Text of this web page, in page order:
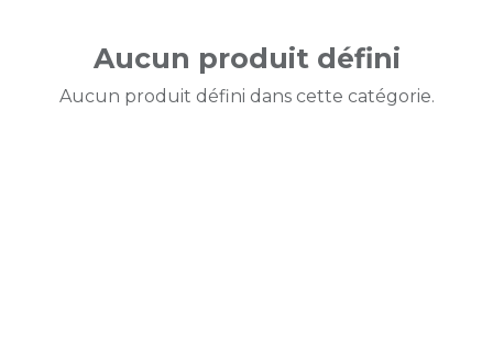
Aucun produit défini
Aucun produit défini dans cette catégorie.